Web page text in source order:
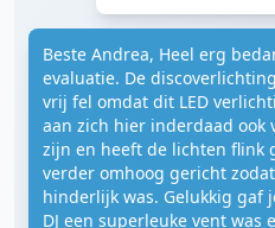
Beste Andrea, Heel erg
evaluatie. De
vrij fel omdat dit LED
aan zich hier inderdaad ook
zijn en heeft de lichten flink
verder omhoog gericht
hinderlijk was. Gelukkig gaf
DJ een superleuke vent was